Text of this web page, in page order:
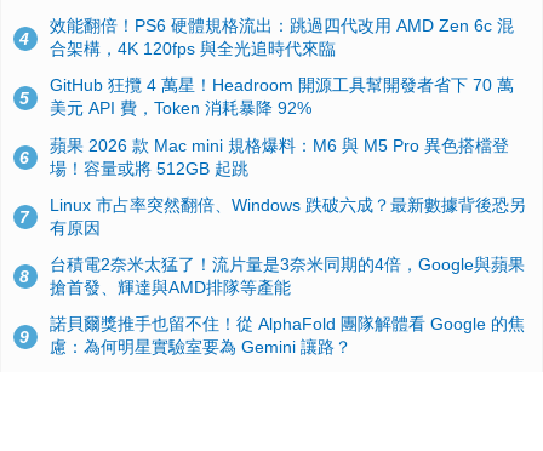
4
效能翻倍！PS6 硬體規格流出：跳過四代改用 AMD Zen 6c 混
合架構，4K 120fps 與全光追時代來臨
5
GitHub 狂攬 4 萬星！Headroom 開源工具幫開發者省下 70 萬
美元 API 費，Token 消耗暴降 92%
6
蘋果 2026 款 Mac mini 規格爆料：M6 與 M5 Pro 異色搭檔登
場！容量或將 512GB 起跳
7
Linux 市占率突然翻倍、Windows 跌破六成？最新數據背後恐另
有原因
8
台積電2奈米太猛了！流片量是3奈米同期的4倍，Google與蘋果
搶首發、輝達與AMD排隊等產能
9
諾貝爾獎推手也留不住！從 AlphaFold 團隊解體看 Google 的焦
慮：為何明星實驗室要為 Gemini 讓路？